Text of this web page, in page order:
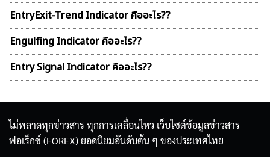
EntryExit-Trend Indicator คืออะไร??
Engulfing Indicator คืออะไร??
Entry Signal Indicator คืออะไร??
ไม่พลาดทุกข่าวสาร ทุกการเคลื่อนไหว เว็บไซต์ข้อมูลข่าวสาร
ฟอเร็กซ์ (FOREX) ยอดนิยมอันดับต้น ๆ ของประเทศไทย